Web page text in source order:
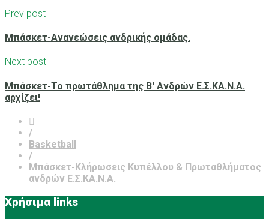
Prev post
Μπάσκετ-Ανανεώσεις ανδρικής ομάδας.
Next post
Μπάσκετ-Το πρωτάθλημα της Β' Ανδρών Ε.Σ.ΚΑ.Ν.Α.
αρχίζει!
/
Basketball
/
Μπάσκετ-Κλήρωσεις Κυπέλλου & Πρωταθλήματος
ανδρών Ε.Σ.ΚΑ.Ν.Α.
Χρήσιμα links